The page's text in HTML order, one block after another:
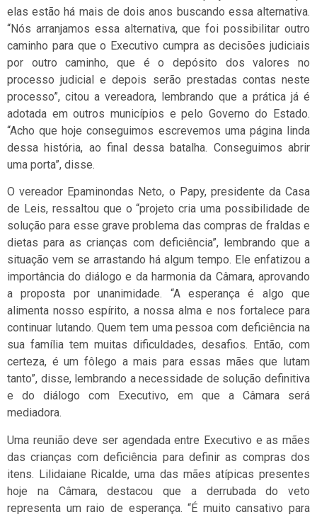
elas estão há mais de dois anos buscando essa alternativa.
“Nós arranjamos essa alternativa, que foi possibilitar outro
caminho para que o Executivo cumpra as decisões judiciais
por outro caminho, que é o depósito dos valores no
processo judicial e depois serão prestadas contas neste
processo”, citou a vereadora, lembrando que a prática já é
adotada em outros municípios e pelo Governo do Estado.
“Acho que hoje conseguimos escrevemos uma página linda
dessa história, ao final dessa batalha. Conseguimos abrir
uma porta”, disse.
O vereador Epaminondas Neto, o Papy, presidente da Casa
de Leis, ressaltou que o “projeto cria uma possibilidade de
solução para esse grave problema das compras de fraldas e
dietas para as crianças com deficiência”, lembrando que a
situação vem se arrastando há algum tempo. Ele enfatizou a
importância do diálogo e da harmonia da Câmara, aprovando
a proposta por unanimidade. “A esperança é algo que
alimenta nosso espírito, a nossa alma e nos fortalece para
continuar lutando. Quem tem uma pessoa com deficiência na
sua família tem muitas dificuldades, desafios. Então, com
certeza, é um fôlego a mais para essas mães que lutam
tanto”, disse, lembrando a necessidade de solução definitiva
e do diálogo com Executivo, em que a Câmara será
mediadora.
Uma reunião deve ser agendada entre Executivo e as mães
das crianças com deficiência para definir as compras dos
itens. Lilidaiane Ricalde, uma das mães atípicas presentes
hoje na Câmara, destacou que a derrubada do veto
representa um raio de esperança. “É muito cansativo para